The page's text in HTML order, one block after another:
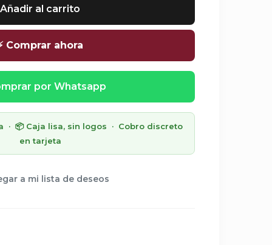
Añadir al carrito
Comprar ahora
por Whatsapp
· 📦 Caja lisa, sin logos · Cobro discreto
en tarjeta
a mi lista de deseos